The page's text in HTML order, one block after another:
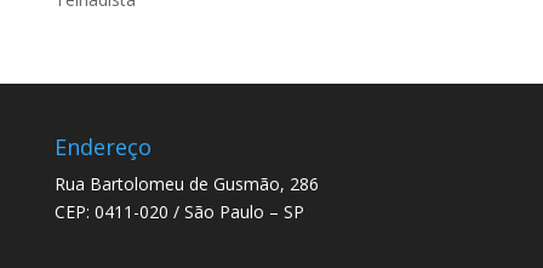
Endereço
Rua Bartolomeu de Gusmão, 286
CEP: 0411-020 / São Paulo – SP